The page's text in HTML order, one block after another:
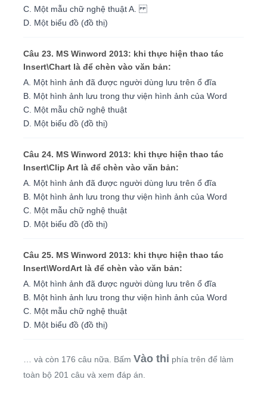
C. Một mẫu chữ nghệ thuật A.
D. Một biểu đồ (đồ thị)
Câu 23. MS Winword 2013: khi thực hiện thao tác
Insert\Chart là để chèn vào văn bản:
A. Một hình ảnh đã được người dùng lưu trên ổ đĩa
B. Một hình ảnh lưu trong thư viện hình ảnh của Word
C. Một mẫu chữ nghệ thuật
D. Một biểu đồ (đồ thị)
Câu 24. MS Winword 2013: khi thực hiện thao tác
Insert\Clip Art là để chèn vào văn bản:
A. Một hình ảnh đã được người dùng lưu trên ổ đĩa
B. Một hình ảnh lưu trong thư viện hình ảnh của Word
C. Một mẫu chữ nghệ thuật
D. Một biểu đồ (đồ thị)
Câu 25. MS Winword 2013: khi thực hiện thao tác
Insert\WordArt là để chèn vào văn bản:
A. Một hình ảnh đã được người dùng lưu trên ổ đĩa
B. Một hình ảnh lưu trong thư viện hình ảnh của Word
C. Một mẫu chữ nghệ thuật
D. Một biểu đồ (đồ thị)
… và còn 176 câu nữa. Bấm Vào thi phía trên để làm
toàn bộ 201 câu và xem đáp án.